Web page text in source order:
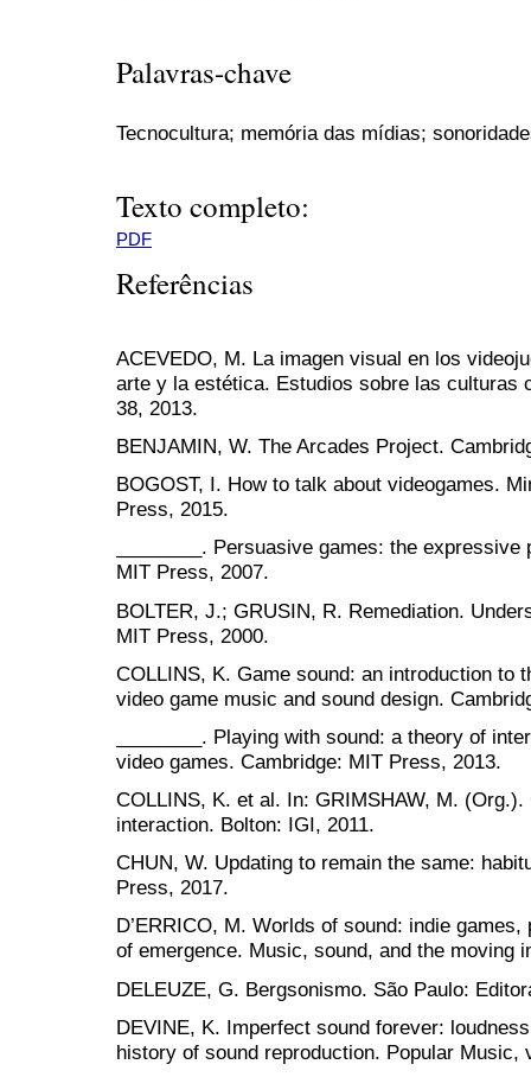
Palavras-chave
Tecnocultura; memória das mídias;
Texto completo:
PDF
Referências
ACEVEDO, M. La imagen visual en los
arte y la estética. Estudios sobre las culturas
38, 2013.
BENJAMIN, W. The Arcades Project.
BOGOST, I. How to talk about videogames.
Press, 2015.
________. Persuasive games: the
MIT Press, 2007.
BOLTER, J.; GRUSIN, R. Remediation.
MIT Press, 2000.
COLLINS, K. Game sound: an introduction to
video game music and sound design.
________. Playing with sound: a theory of
video games. Cambridge: MIT Press, 2013.
COLLINS, K. et al. In: GRIMSHAW, M.
interaction. Bolton: IGI, 2011.
CHUN, W. Updating to remain the same:
Press, 2017.
D’ERRICO, M. Worlds of sound: indie
of emergence. Music, sound, and the moving
DELEUZE, G. Bergsonismo. São Paulo:
DEVINE, K. Imperfect sound forever:
history of sound reproduction. Popular Music,